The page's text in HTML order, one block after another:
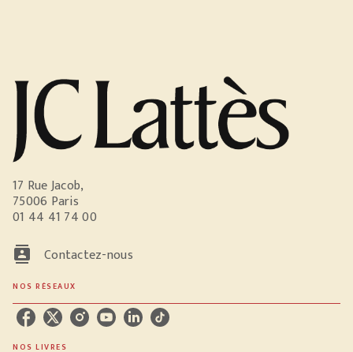
17 Rue Jacob,
75006 Paris
01 44 41 74 00
contacts Contactez-nous
NOS RÉSEAUX
NOS LIVRES